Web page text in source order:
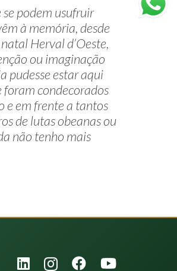
podem usufruir
à memória, desde
Herval d’Oeste,
ou imaginação
pudesse estar aqui
condecorados
e em frente a tantos
de lutas obeanas ou
não tenho mais